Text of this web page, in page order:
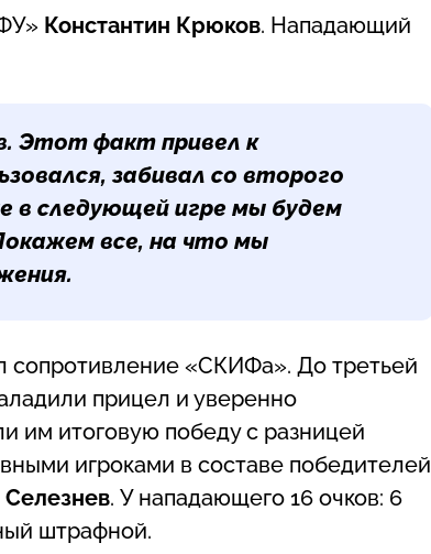
Константин Крюков. Нападающий
Этот факт привел к
забивал со второго
в следующей игре мы будем
все, на что мы
сопротивление «СКИФа». До третьей
прицел и уверенно
им итоговую победу с разницей
игроками в составе победителей
. У нападающего 16 очков: 6
штрафной.